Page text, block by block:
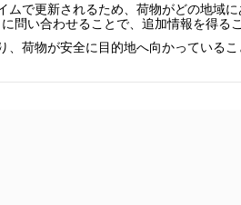
ムで更新されるため、荷物がどの地域
問い合わせることで、追加情報を得る
、荷物が安全に目的地へ向かっているこ